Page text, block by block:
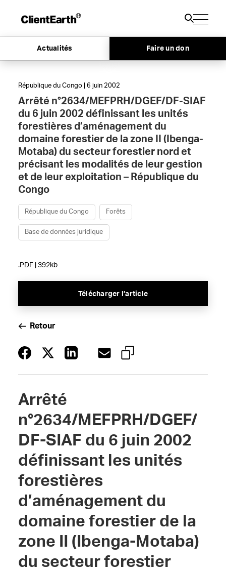
Actualités Faire un don
République du Congo | 6 juin 2002
Arrêté n°2634/MEFPRH/DGEF/DF-SIAF
du 6 juin 2002 définissant les unités
forestières d’aménagement du
domaine forestier de la zone II (Ibenga-
Motaba) du secteur forestier nord et
précisant les modalités de leur gestion
et de leur exploitation – République du
Congo
République du Congo Forêts
Base de données juridique
.PDF | 392kb
Télécharger l’article
Retour
Arrêté
n°2634/MEFPRH/DGEF/
DF-SIAF du 6 juin 2002
définissant les unités
forestières
d’aménagement du
domaine forestier de la
zone II (Ibenga-Motaba)
du secteur forestier